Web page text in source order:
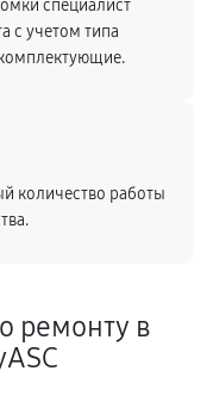
специалист
с учетом типа
количество работы
ремонту в